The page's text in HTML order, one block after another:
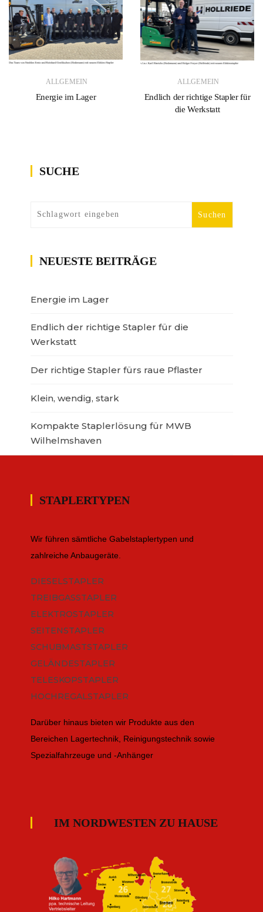
ALLGEMEIN
Energie im Lager
ALLGEMEIN
Endlich der richtige Stapler für
die Werkstatt
SUCHE
NEUESTE BEITRÄGE
Energie im Lager
Endlich der richtige Stapler für die
Werkstatt
Der richtige Stapler fürs raue Pflaster
Klein, wendig, stark
Kompakte Staplerlösung für MWB
Wilhelmshaven
STAPLERTYPEN
Wir führen sämtliche Gabelstaplertypen und
zahlreiche Anbaugeräte.
DIESELSTAPLER
TREIBGASSTAPLER
ELEKTROSTAPLER
SEITENSTAPLER
SCHUBMASTSTAPLER
GELÄNDESTAPLER
TELESKOPSTAPLER
HOCHREGALSTAPLER
Darüber hinaus bieten wir Produkte aus den
Bereichen Lagertechnik, Reinigungstechnik sowie
Spezialfahrzeuge und -Anhänger
IM NORDWESTEN ZU HAUSE